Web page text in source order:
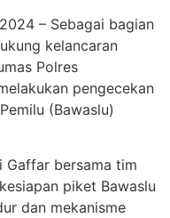
– Sebagai bagian
kelancaran
Polres
pengecekan
(Bawaslu)
Gaffar bersama tim
piket Bawaslu
dan mekanisme